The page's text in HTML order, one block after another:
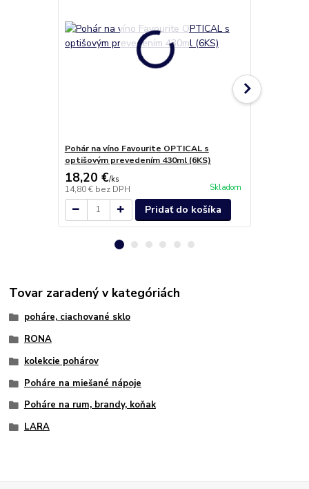
Pohár na víno Favourite OPTICAL s
optišovým prevedením 430ml (6KS)
18,20 €/ks
14,80 € bez DPH Skladom
Pridať do košíka
Tovar zaradený v kategóriách
poháre, ciachované sklo
RONA
kolekcie pohárov
Poháre na miešané nápoje
Poháre na rum, brandy, koňak
LARA